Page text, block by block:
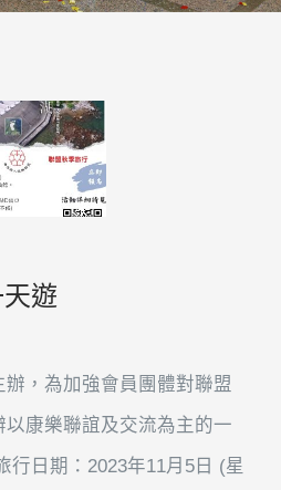
遊
，為加強會員團體對聯盟
康樂聯誼及交流為主的一
行日期：2023年11月5日 (星